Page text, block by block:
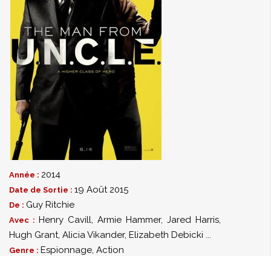
Année : 2014
Date de Sortie : 19 Août 2015
De : Guy Ritchie
Avec : Henry Cavill, Armie Hammer, Jared Harris,
Hugh Grant, Alicia Vikander, Elizabeth Debicki ...
Genre : Espionnage, Action